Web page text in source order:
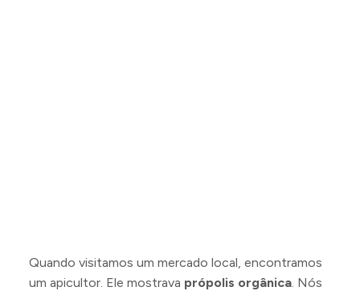
Quando visitamos um mercado local, encontramos
um apicultor. Ele mostrava própolis orgânica. Nós